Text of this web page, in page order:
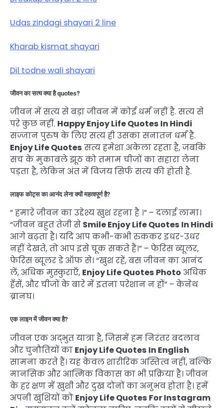
Udas zindagi shayari 2 line
Kharab kismat shayari
Dil todne wali shayari
जीवन का सत्य क्या है quotes?
जीवन में सत्य से बड़ा जीवन में कोई धर्म नहीं है. सत्य से
परे कुछ नहीं. Happy Enjoy Life Quotes In Hindi
सज्जान पुरुष के लिए सत्य ही उसका सनातन धर्म है.
Enjoy Life Quotes सत्य हमेशा अकेला रहता है, जबकि
सच के मुकाबले झूठ को तमाम चीजों का सहारा लेना
पड़ता है, लेकिन अंत में विजय सिर्फ सत्य की होती है.
लाइफ कोट्स का आनंद लेना क्यों महत्वपूर्ण है?
” हमारे जीवन का उद्देश्य खुश रहना है ।” – दलाई लामा।
“जीवन बहुत तेजी से Smile Enjoy Life Quotes In Hindi
आगे बढ़ता है। यदि आप कभी-कभी रुककर इधर-उधर
नहीं देखते, तो आप इसे चूक सकते हैं।” – फेरिस ब्यूलर,
फेरिस ब्यूलर डे ऑफ से। “खुश रहें, बस जीवन का आनंद
लें, अधिक मुस्कुराएँ, Enjoy Life Quotes Photo अधिक
हँसें, और चीजों के बारे में इतना परेशान न हों” – केनेथ
ब्रानघ।
एक लाइन में जीवन क्या है?
जीवन एक अद्भुत यात्रा है, जिसमें हम निरंतर बदलाव
और चुनौतियों का Enjoy Life Quotes In English
सामना करते हैं। यह केवल शारीरिक अस्तित्व नहीं, बल्कि
मानसिक और आत्मिक विकास का भी प्रक्रिया है। जीवन
के हर क्षण में खुशी और दुख दोनों का अनुभव होता है। हमें
अपनी खुशियों को Enjoy Life Quotes For Instagram